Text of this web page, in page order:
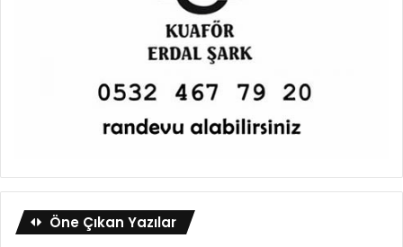
Öne Çıkan Yazılar